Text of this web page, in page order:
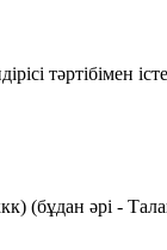
тәртібімен
әрі -